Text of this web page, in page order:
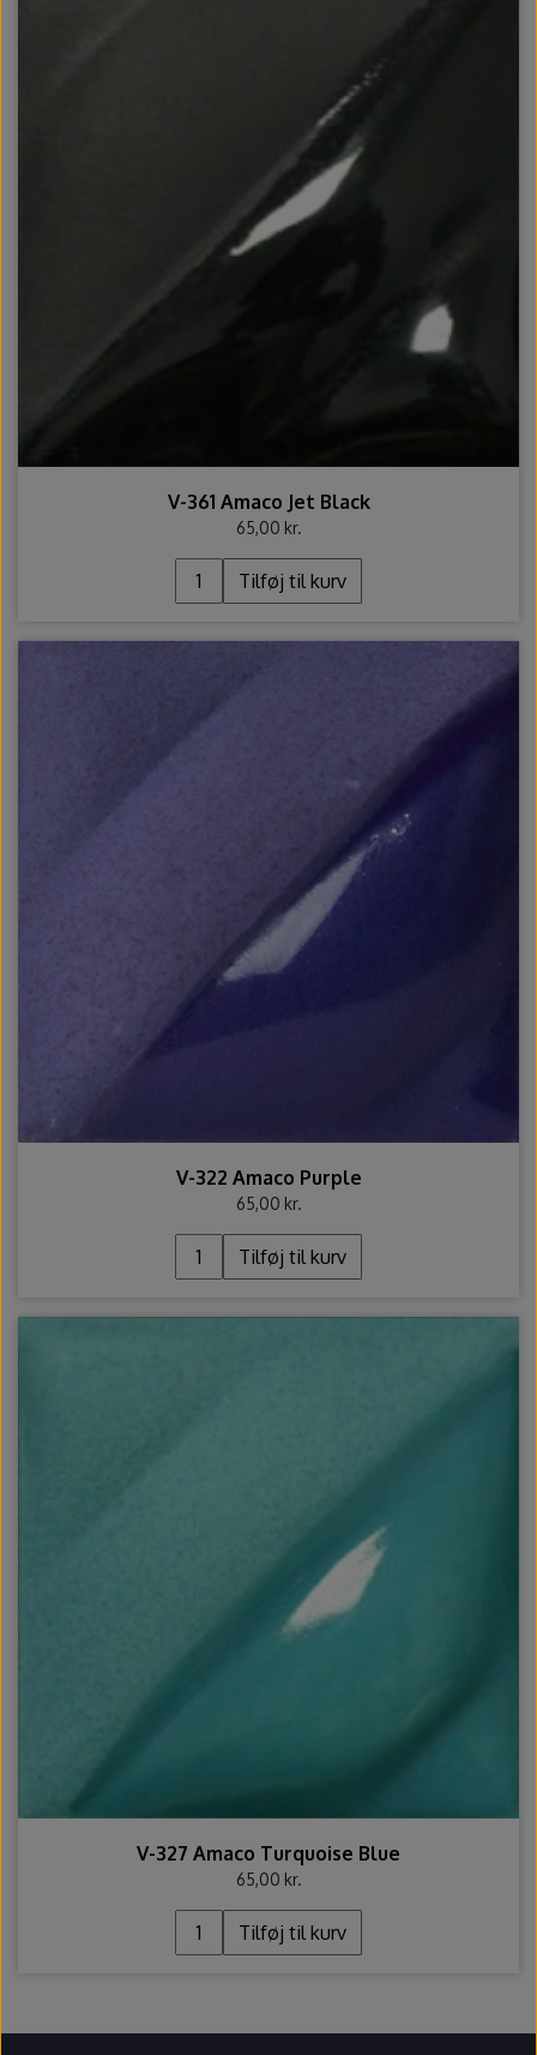
V-361 Amaco Jet Black
65,00 kr.
Tilføj til kurv
V-322 Amaco Purple
65,00 kr.
Tilføj til kurv
V-327 Amaco Turquoise Blue
65,00 kr.
Tilføj til kurv